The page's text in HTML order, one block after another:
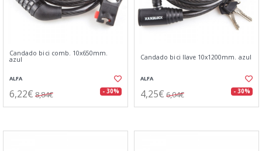
Candado bici comb. 10x650mm.
azul
ALFA
6,22€ 8,84€ - 30%
Candado bici llave 10x1200mm. azul
ALFA
4,25€ 6,04€ - 30%